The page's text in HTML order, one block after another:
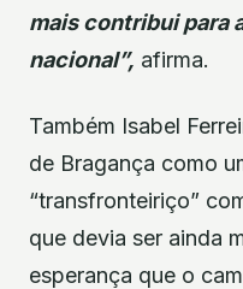
mais contribui para
nacional”, afirma.
Também Isabel
de Bragança como
“transfronteiriço”
que devia ser ainda
esperança que o